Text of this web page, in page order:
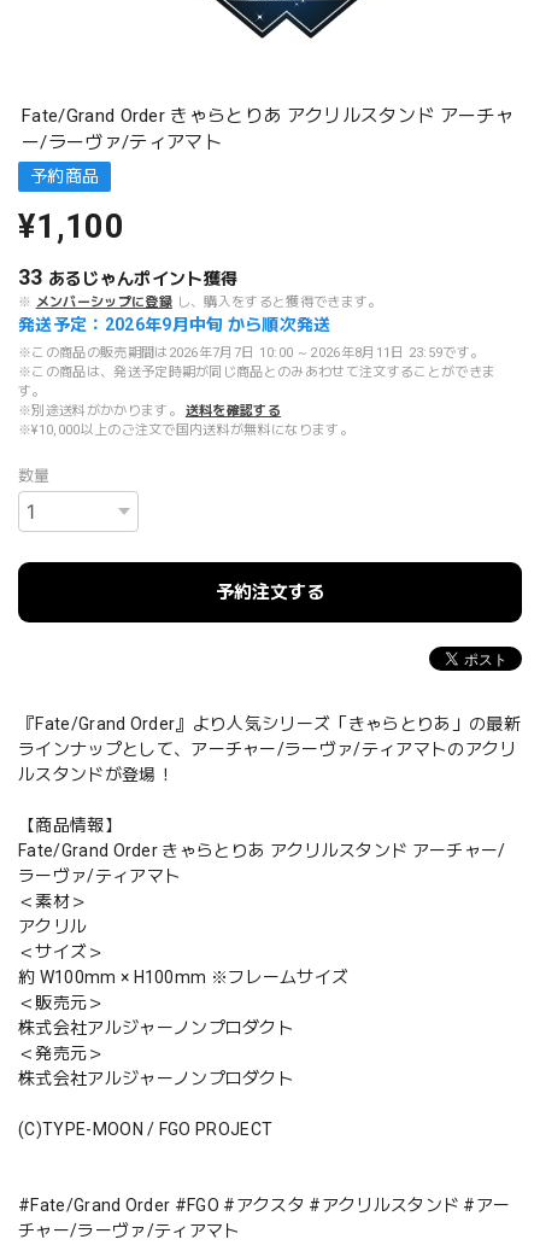
Fate/Grand Order きゃらとりあ アクリルスタンド アーチャ
ー/ラーヴァ/ティアマト
予約商品
¥1,100
33 あるじゃんポイント獲得
※ メンバーシップに登録 し、購入をすると獲得できます。
発送予定：2026年9月中旬 から順次発送
※この商品の販売期間は2026年7月7日 10:00 ~ 2026年8月11日 23:59です。
※この商品は、発送予定時期が同じ商品とのみあわせて注文することができま
す。
※別途送料がかかります。
送料を確認する
※¥10,000以上のご注文で国内送料が無料になります。
数量
予約注文する
『Fate/Grand Order』より人気シリーズ「きゃらとりあ」の最新
ラインナップとして、アーチャー/ラーヴァ/ティアマトのアクリ
ルスタンドが登場！
【商品情報】
Fate/Grand Order きゃらとりあ アクリルスタンド アーチャー/
ラーヴァ/ティアマト
＜素材＞
アクリル
＜サイズ＞
約 W100mm × H100mm ※フレームサイズ
＜販売元＞
株式会社アルジャーノンプロダクト
＜発売元＞
株式会社アルジャーノンプロダクト
(C)TYPE-MOON / FGO PROJECT
#Fate/Grand Order #FGO #アクスタ #アクリルスタンド #アー
チャー/ラーヴァ/ティアマト